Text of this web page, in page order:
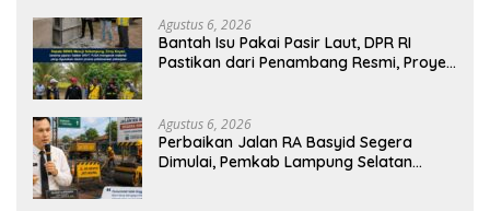
Agustus 6, 2026
Bantah Isu Pakai Pasir Laut, DPR RI
Pastikan dari Penambang Resmi, Proyek
Agustus 6, 2026
Perbaikan Jalan RA Basyid Segera
Dimulai, Pemkab Lampung Selatan